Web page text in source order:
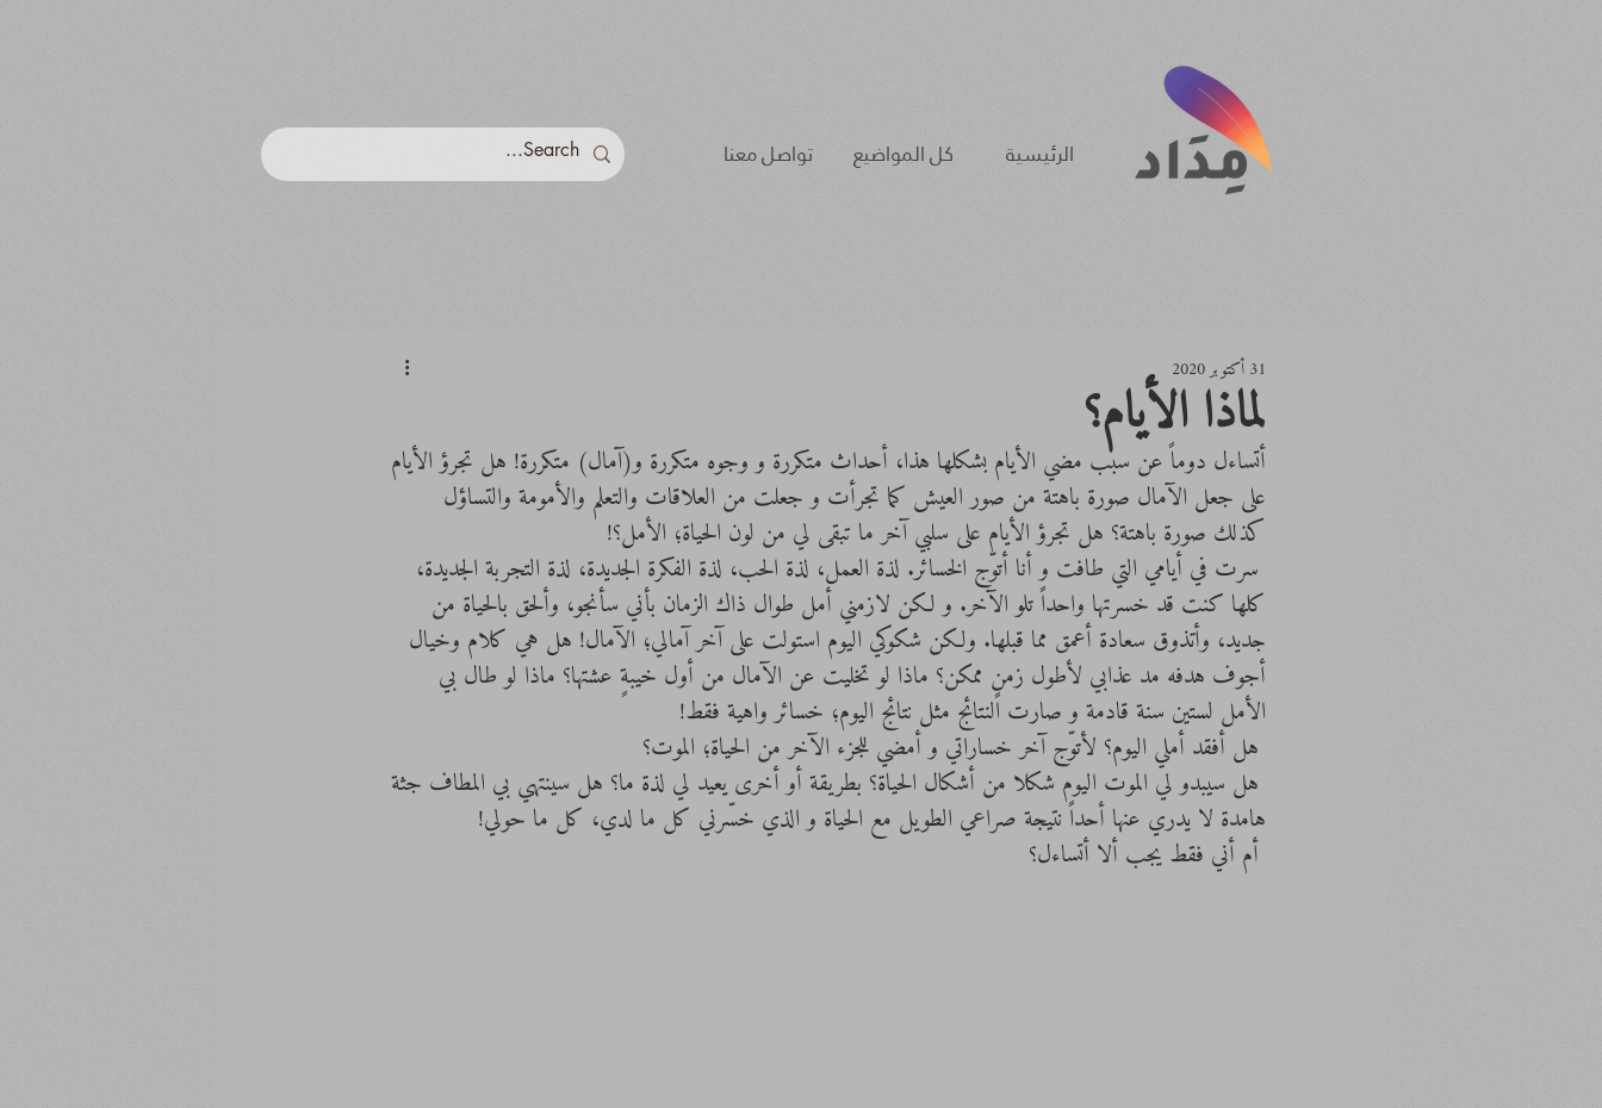
تواصل معنا كل المواضيع الرئيسية
لماذا الأيام؟
31 أكتوبر 2020
أتساءل دوماً عن سبب مضي الأيام بشكلها هذا، أحداث متكررة و وجوه متكررة و(آمال) متكررة! هل تجرؤ الأيام
على جعل الآمال صورة باهتة من صور العيش كما تجرأت و جعلت من العلاقات والتعلم والأمومة والتساؤل
كذلك صورة باهتة؟ هل تجرؤ الأيام على سلبي آخر ما تبقى لي من لون الحياة؛ الأمل؟!
سرت في أيامي التي طافت و أنا أتوّج الخسائر. لذة العمل، لذة الحب، لذة الفكرة الجديدة، لذة التجربة الجديدة،
كلها كنت قد خسرتها واحداً تلو الآخر. و لكن لازمني أمل طوال ذاك الزمان بأني سأنجو، وألحق بالحياة من
جديد، وأتذوق سعادة أعمق مما قبلها. ولكن شكوكي اليوم استولت على آخر آمالي؛ الآمال! هل هي كلام وخيال
أجوف هدفه مد عذابي لأطول زمنٍ ممكن؟ ماذا لو تخليت عن الآمال من أول خيبةٍ عشتها؟ ماذا لو طال بي
الأمل لستين سنة قادمة و صارت النتائج مثل نتائج اليوم؛ خسائر واهية فقط!
هل سيبدو لي الموت اليوم شكلا من أشكال الحياة؟ بطريقة أو أخرى يعيد لي لذة ما؟ هل سينتهي بي المطاف جثة
هامدة لا يدري عنها أحداً نتيجة صراعي الطويل مع الحياة و الذي خسّرني كل ما لدي، كل ما حولي!